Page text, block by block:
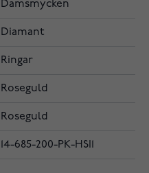
Damsmycken
Diamant
Ringar
Roseguld
Roseguld
14-685-200-PK-HSI1